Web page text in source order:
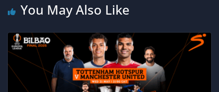
You May Also Like